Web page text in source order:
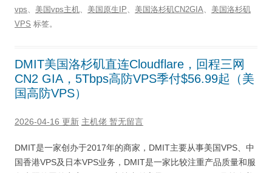
vps、 美国vps主机、 美国原生IP、 美国洛杉矶CN2GIA、 美国洛杉矶
VPS 标签。
DMIT美国洛杉矶直连Cloudflare，回程三网
CN2 GIA，5Tbps高防VPS季付$56.99起（美
国高防VPS）
2026-04-16 更新 主机佬 暂无留言
DMIT是一家创办于2017年的商家，DMIT主要从事美国VPS、中
国香港VPS及日本VPS业务，DMIT是一家比较注重产品质量和服